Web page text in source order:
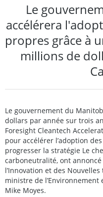
Le
accélérera
propres grâce à
millions de
Le gouvernement du
dollars par année sur trois
Foresight Cleantech
pour accélérer l’adoption
progresser la stratégie Le
carboneutralité, ont
l’Innovation et des
ministre de
Mike Moyes.